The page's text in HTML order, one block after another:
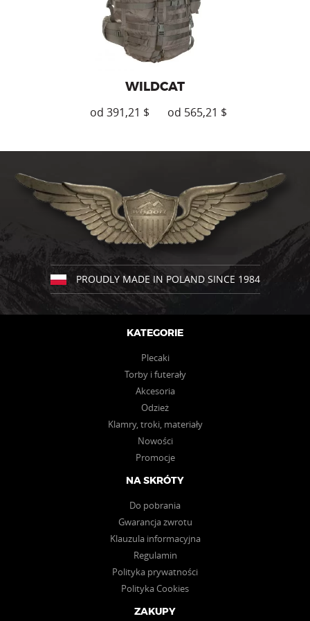
produktu
WILDCAT
$ $
ma
Opcje
można
wybrać
na
stronie
produktu
PROUDLY MADE IN POLAND SINCE 1984
KATEGORIE
Plecaki
Torby i futerały
Akcesoria
Odzież
Klamry, troki, materiały
Nowości
Promocje
NA SKRÓTY
Do pobrania
Gwarancja zwrotu
Klauzula informacyjna
Regulamin
Polityka prywatności
Polityka Cookies
ZAKUPY